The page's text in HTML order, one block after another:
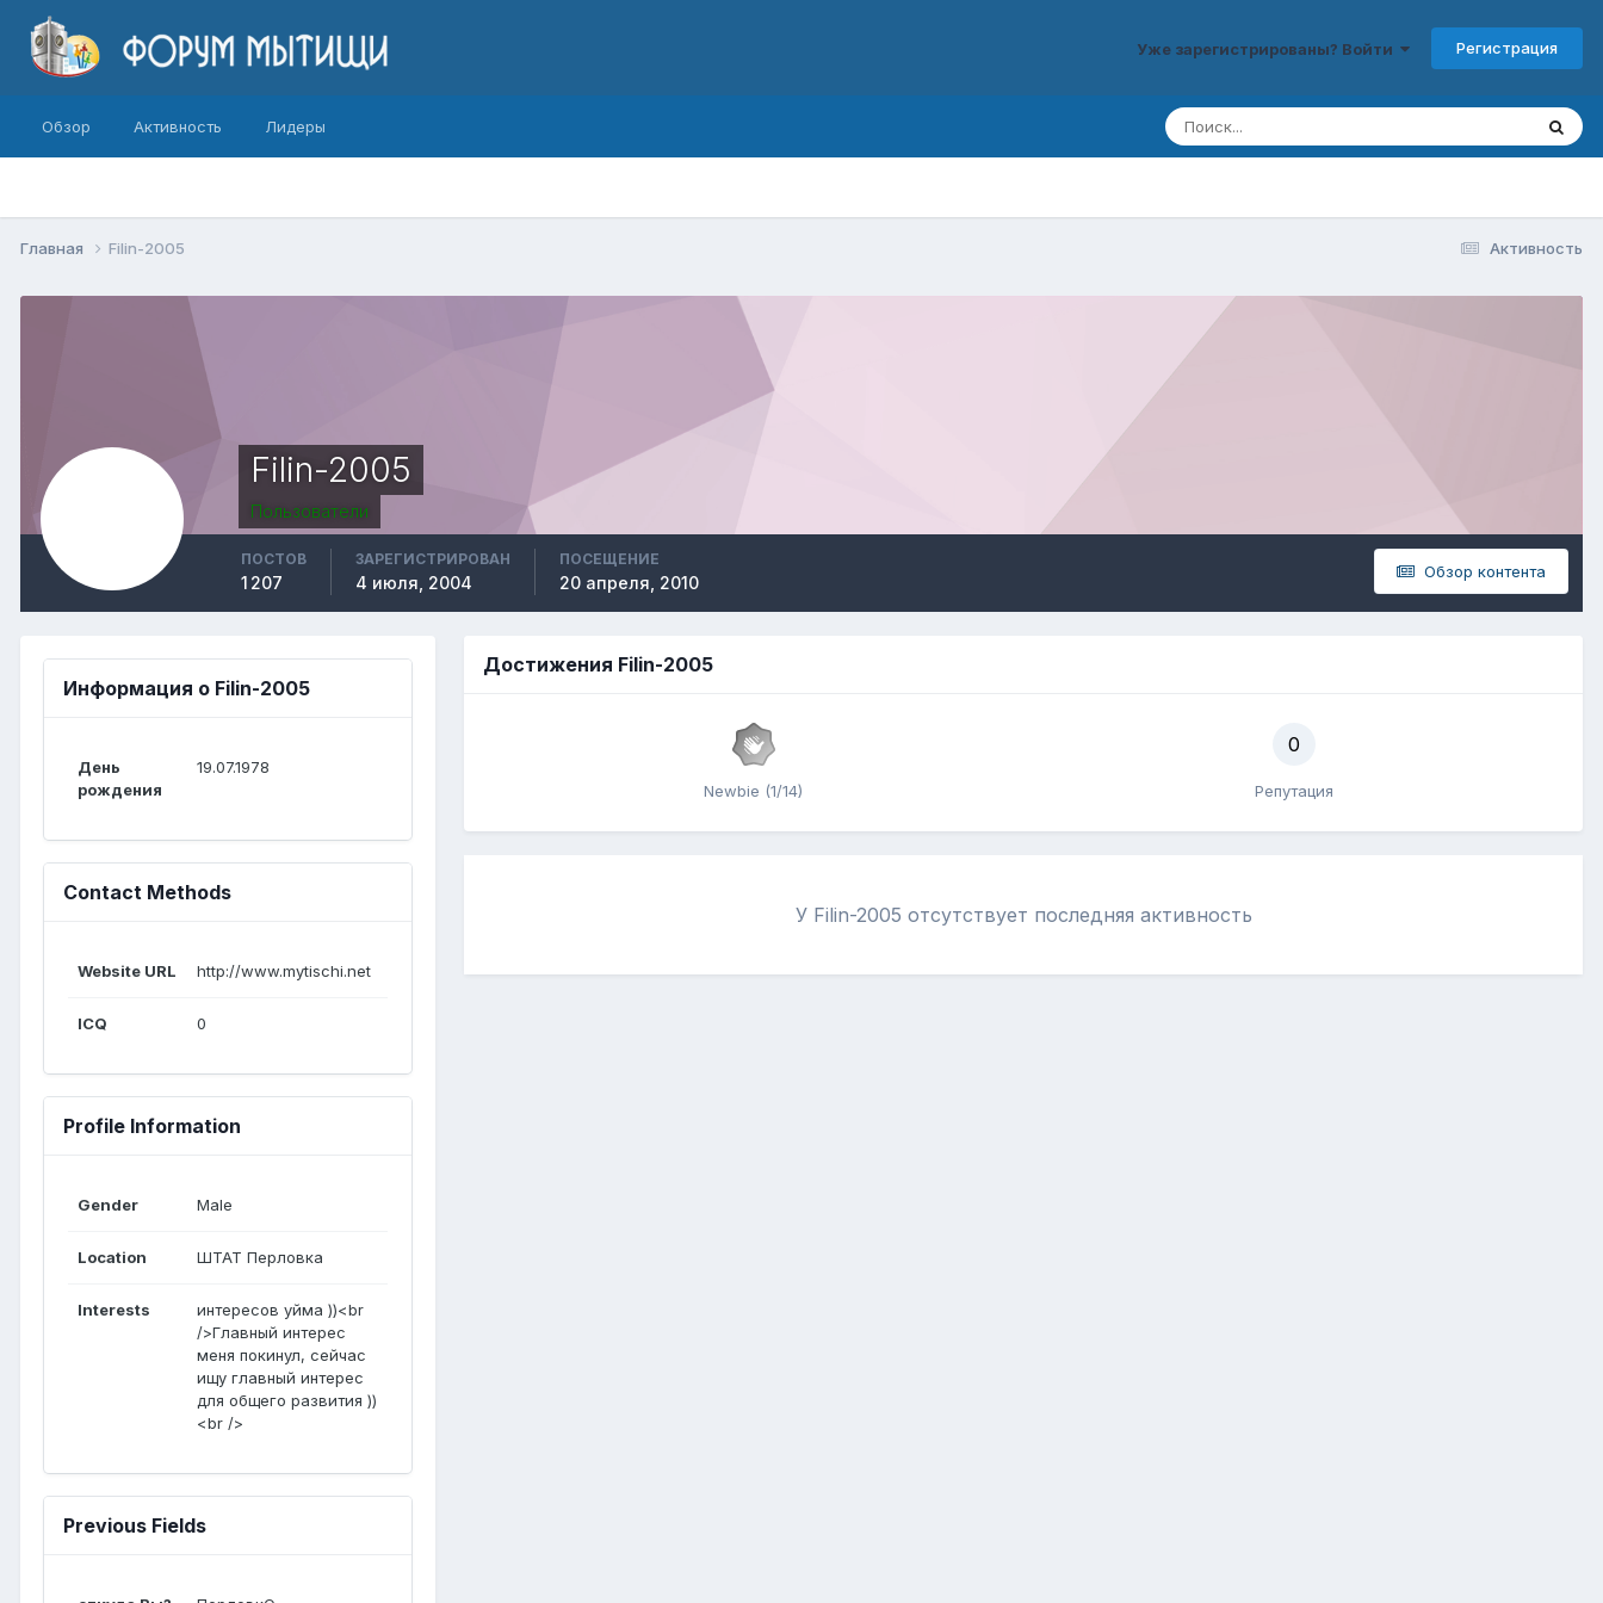
Уже зарегистрированы? Войти Регистрация
Обзор Активность Лидеры
Активность
Главная Filin-2005
Filin-2005
Пользователи
Обзор контента
ПОСТОВ
1 207
ЗАРЕГИСТРИРОВАН
4 июля, 2004
ПОСЕЩЕНИЕ
20 апреля, 2010
Информация о Filin-2005
День
рождения
19.07.1978
Contact Methods
Website URL http://www.mytischi.net
ICQ 0
Profile Information
Gender Male
Location ШТАТ Перловка
Interests
интересов уйма ))<br
/>Главный интерес
меня покинул, сейчас
ищу главный интерес
для общего развития ))
<br />
Previous Fields
Достижения Filin-2005
Newbie (1/14)
0
Репутация
У Filin-2005 отсутствует последняя активность